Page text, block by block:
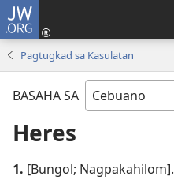
JW.ORG
Pagtugkad sa Kasulatan
BASAHA SA
Heres
1. [Bungol; Nagpakahilom].